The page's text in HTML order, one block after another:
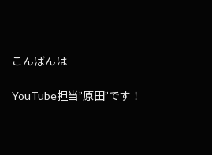
こんばんは
YouTube担当”原田”です！